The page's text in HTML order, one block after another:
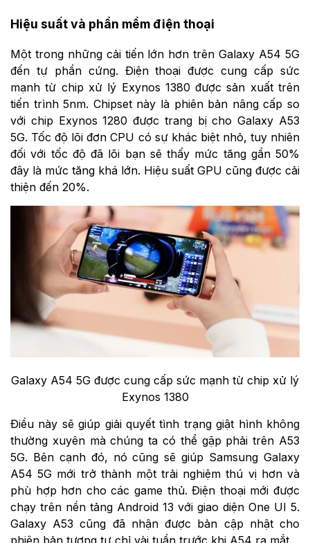
Hiệu suất và phần mềm điện thoại
Một trong những cải tiến lớn hơn trên Galaxy A54 5G
đến tự phần cứng. Điện thoại được cung cấp sức
mạnh từ chip xử lý Exynos 1380 được sản xuất trên
tiến trình 5nm. Chipset này là phiên bản nâng cấp so
với chip Exynos 1280 được trang bị cho Galaxy A53
5G. Tốc độ lõi đơn CPU có sự khác biệt nhỏ, tuy nhiên
đối với tốc độ đã lõi bạn sẽ thấy mức tăng gần 50%
đây là mức tăng khá lớn. Hiệu suất GPU cũng được cải
thiện đến 20%.
Galaxy A54 5G được cung cấp sức mạnh từ chip xử lý
Exynos 1380
Điều này sẽ giúp giải quyết tình trạng giật hình không
thường xuyên mà chúng ta có thể gặp phải trên A53
5G. Bên cạnh đó, nó cũng sẽ giúp Samsung Galaxy
A54 5G mới trở thành một trải nghiệm thú vị hơn và
phù hợp hơn cho các game thủ. Điện thoại mới được
chạy trên nền tảng Android 13 với giao diện One UI 5.
Galaxy A53 cũng đã nhận được bản cập nhật cho